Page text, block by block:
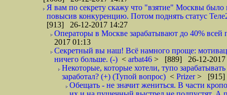
Я вам по секрету скажу что "взятие" Москвы
повысив конкуренцию. Потом поднять статус
[913] 26-12-2017 14:27
Операторы в Москве зарабатывают до 40% всей
2017 01:13
Секретный вы наш! Всё намного проще:
ничего больше. (-) < arbat46 > [889] 26-12-2017
Некоторые, которые хотели, тупо
заработал? (+) (Тупой вопрос) < Prizer> [915]
Обещать - не значит жениться. В части